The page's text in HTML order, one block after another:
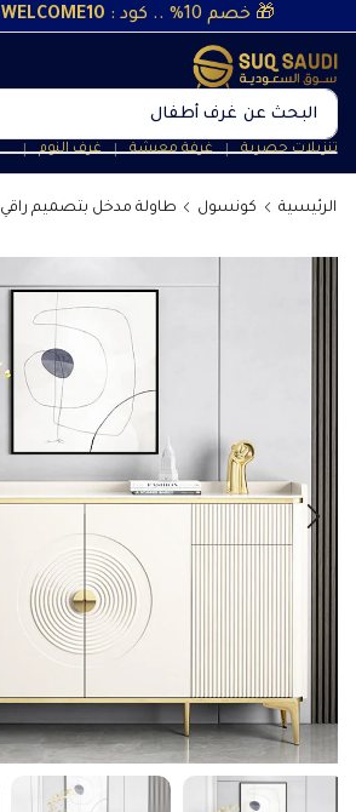
🎁 خصم 10% .. كود : WELCOME10
البحث عن غرف أطفال
تنزيلات حصرية ❘ غرفة معيشة ❘ غرف النوم ❘
الرئيسية كونسول طاولة مدخل بتصميم راقي